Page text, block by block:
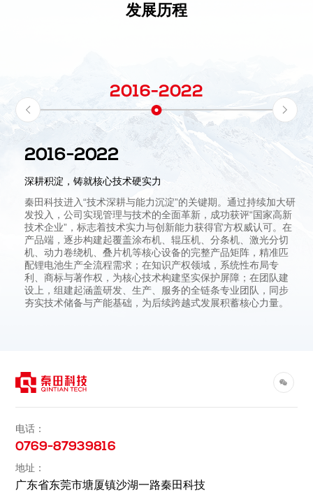
发展历程
2016-2022
2016-2022
深耕积淀，铸就核心技术硬实力
秦田科技进入“技术深耕与能力沉淀”的关键期。通过持续加大研
发投入，公司实现管理与技术的全面革新，成功获评“国家高新
技术企业”，标志着技术实力与创新能力获得官方权威认可。在
产品端，逐步构建起覆盖涂布机、辊压机、分条机、激光分切
机、动力卷绕机、叠片机等核心设备的完整产品矩阵，精准匹
配锂电池生产全流程需求；在知识产权领域，系统性布局专
利、商标与著作权，为核心技术构建坚实保护屏障；在团队建
设上，组建起涵盖研发、生产、服务的全链条专业团队，同步
夯实技术储备与产能基础，为后续跨越式发展积蓄核心力量。
电话：
0769-87939816
地址：
广东省东莞市塘厦镇沙湖一路秦田科技